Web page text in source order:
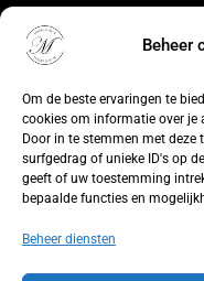
Beheer
Om de beste ervaringen te
cookies om informatie over je
Door in te stemmen met
surfgedrag of unieke ID's op
geeft of uw toestemming
bepaalde functies en
Beheer diensten
© 2026 by
Privacy Policy